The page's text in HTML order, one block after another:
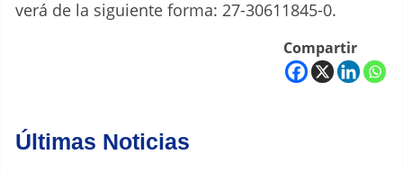
verá de la siguiente forma: 27-30611845-0.
Compartir
Últimas Noticias